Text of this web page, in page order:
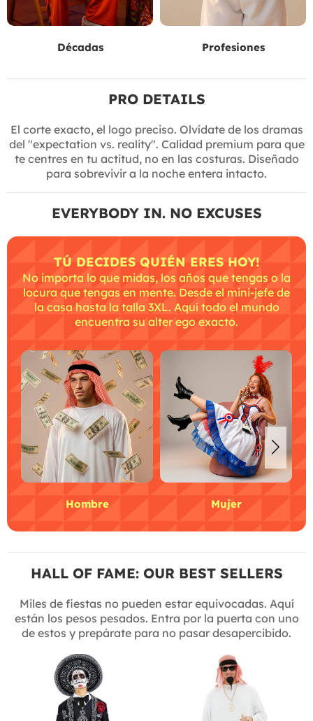
Profesiones Frutas
PRO DETAILS
El corte exacto, el logo preciso. Olvídate de los dramas
del "expectation vs. reality". Calidad premium para que
te centres en tu actitud, no en las costuras. Diseñado
para sobrevivir a la noche entera intacto.
EVERYBODY IN. NO EXCUSES
TÚ DECIDES QUIÉN ERES HOY!
No importa lo que midas, los años que tengas o la
locura que tengas en mente. Desde el mini-jefe de
la casa hasta la talla 3XL. Aquí todo el mundo
encuentra su alter ego exacto.
Hombre Mujer
HALL OF FAME: OUR BEST SELLERS
Miles de fiestas no pueden estar equivocadas. Aquí
están los pesos pesados. Entra por la puerta con uno
de estos y prepárate para no pasar desapercibido.